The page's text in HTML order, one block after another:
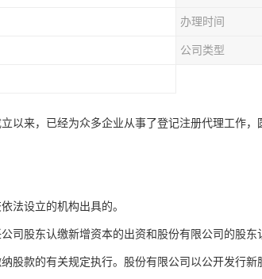
办理时间
公司类型
以来，已经为众多企业从事了登记注册代理工作
法设立的机构出具的。
司股东认缴新增资本的出资和股份有限公司的股
股款的有关规定执行。股份有限公司以公开发行